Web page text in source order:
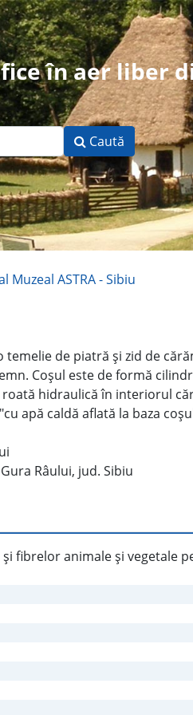
în aer liber
Caută
Muzeal ASTRA - Sibiu
temelie de piatră şi zid de
Coşul este de formă
roată hidraulică în interiorul
apă caldă aflată la baza
Râului, jud. Sibiu
fibrelor animale şi vegetale